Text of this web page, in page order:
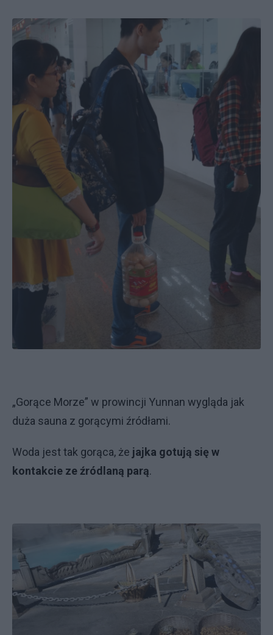
„Gorące Morze” w prowincji Yunnan wygląda jak
duża sauna z gorącymi źródłami.
Woda jest tak gorąca, że jajka gotują się w
kontakcie ze źródlaną parą.